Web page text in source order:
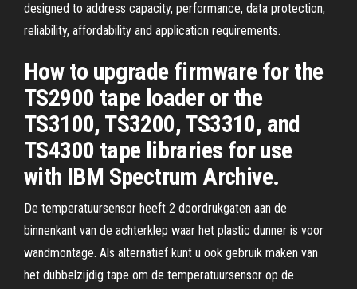
designed to address capacity, performance, data protection,
reliability, affordability and application requirements.
How to upgrade firmware for the
TS2900 tape loader or the
TS3100, TS3200, TS3310, and
TS4300 tape libraries for use
with IBM Spectrum Archive.
De temperatuursensor heeft 2 doordrukgaten aan de
binnenkant van de achterklep waar het plastic dunner is voor
wandmontage. Als alternatief kunt u ook gebruik maken van
het dubbelzijdig tape om de temperatuursensor op de